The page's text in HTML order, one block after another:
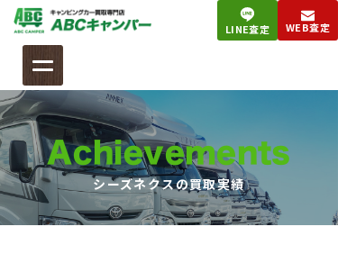
ツ
へ
ス
キ
ッ
プ
LINE査定 WEB査定
Achievements
シーズネクスの買取実績